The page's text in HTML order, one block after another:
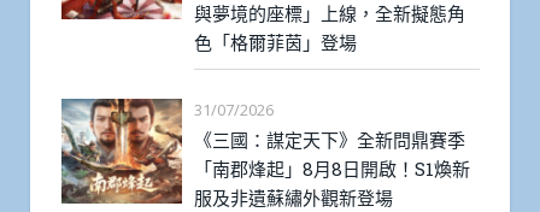
與夢境的座標」上線，全新擬態角
色「格爾菲茵」登場
31/07/2026
《三國：謀定天下》全新問鼎賽季
「南郡烽起」8月8日開啟！S1煥新
服及非遺蘇繡外觀新登場